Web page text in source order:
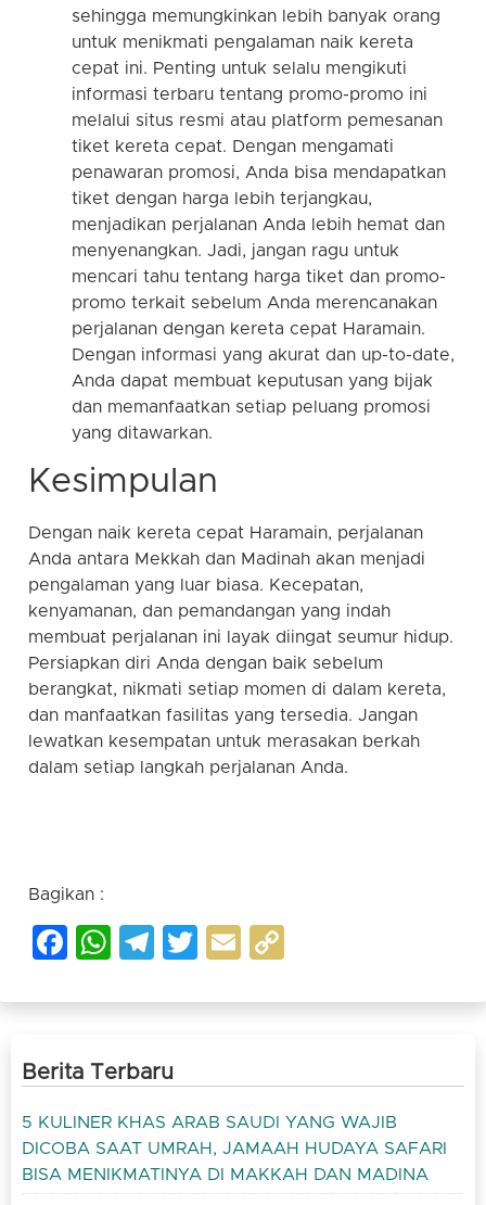
sehingga memungkinkan lebih banyak orang
untuk menikmati pengalaman naik kereta
cepat ini. Penting untuk selalu mengikuti
informasi terbaru tentang promo-promo ini
melalui situs resmi atau platform pemesanan
tiket kereta cepat. Dengan mengamati
penawaran promosi, Anda bisa mendapatkan
tiket dengan harga lebih terjangkau,
menjadikan perjalanan Anda lebih hemat dan
menyenangkan. Jadi, jangan ragu untuk
mencari tahu tentang harga tiket dan promo-
promo terkait sebelum Anda merencanakan
perjalanan dengan kereta cepat Haramain.
Dengan informasi yang akurat dan up-to-date,
Anda dapat membuat keputusan yang bijak
dan memanfaatkan setiap peluang promosi
yang ditawarkan.
Kesimpulan
Dengan naik kereta cepat Haramain, perjalanan
Anda antara Mekkah dan Madinah akan menjadi
pengalaman yang luar biasa. Kecepatan,
kenyamanan, dan pemandangan yang indah
membuat perjalanan ini layak diingat seumur hidup.
Persiapkan diri Anda dengan baik sebelum
berangkat, nikmati setiap momen di dalam kereta,
dan manfaatkan fasilitas yang tersedia. Jangan
lewatkan kesempatan untuk merasakan berkah
dalam setiap langkah perjalanan Anda.
Bagikan :
Facebook
WhatsApp
Telegram
Twitter
Email
Berita Terbaru
5 KULINER KHAS ARAB SAUDI YANG WAJIB
DICOBA SAAT UMRAH, JAMAAH HUDAYA SAFARI
BISA MENIKMATINYA DI MAKKAH DAN MADINA